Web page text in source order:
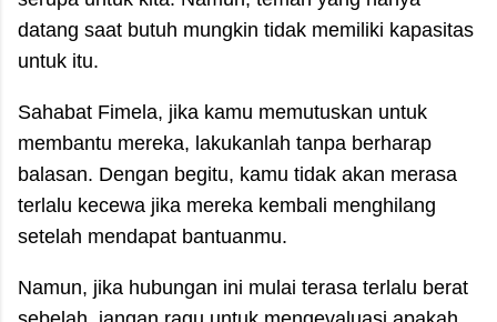
datang saat butuh mungkin tidak memiliki kapasitas
untuk itu.
Sahabat Fimela, jika kamu memutuskan untuk
membantu mereka, lakukanlah tanpa berharap
balasan. Dengan begitu, kamu tidak akan merasa
terlalu kecewa jika mereka kembali menghilang
setelah mendapat bantuanmu.
Namun, jika hubungan ini mulai terasa terlalu berat